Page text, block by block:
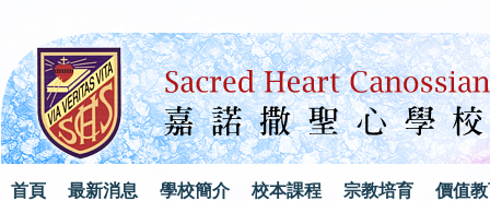
首頁 最新消息 學校簡介 校本課程 宗教培育 價值